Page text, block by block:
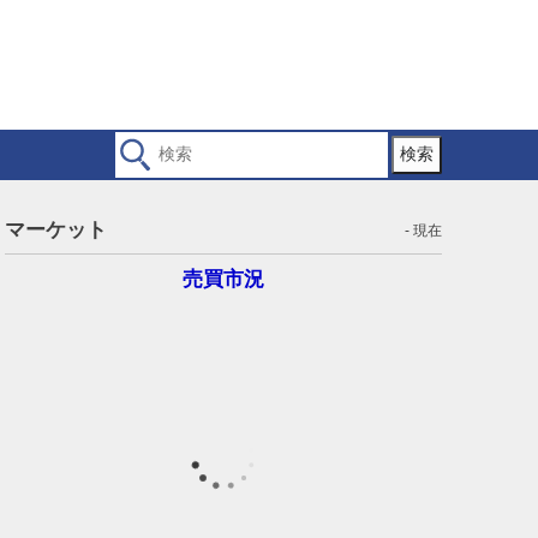
検索
マーケット - 現在
売買市況